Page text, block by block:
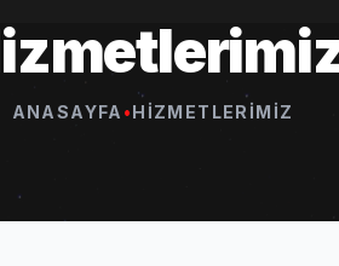
ANASAYFA •HIZMETLERIMIZ